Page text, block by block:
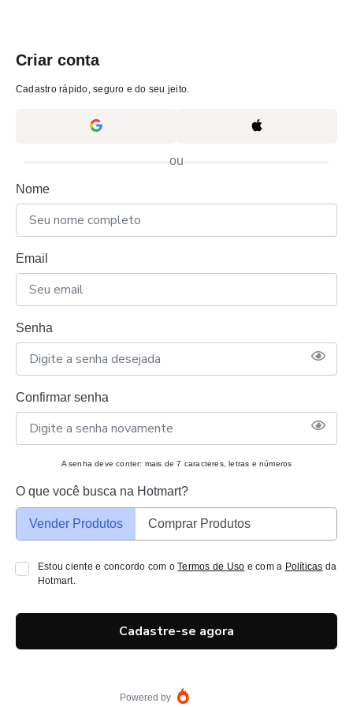
Criar conta
Cadastro rápido, seguro e do seu jeito.
ou
Nome
Email
Senha
Confirmar senha
A senha deve conter: mais de 7 caracteres, letras e números
O que você busca na Hotmart?
Vender Produtos Comprar Produtos
Estou ciente e concordo com oTermos de Uso e com a Políticas da
Hotmart.
Cadastre-se agora
Powered by